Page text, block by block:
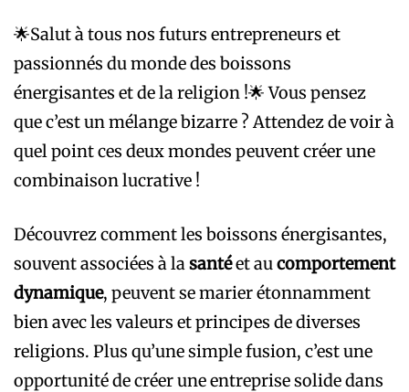
🌟Salut à tous nos futurs entrepreneurs et
passionnés du monde des boissons
énergisantes et de la religion !🌟 Vous pensez
que c’est un mélange bizarre ? Attendez de voir à
quel point ces deux mondes peuvent créer une
combinaison lucrative !
Découvrez comment les boissons énergisantes,
souvent associées à lasantéet aucomportement
dynamique, peuvent se marier étonnamment
bien avec les valeurs et principes de diverses
religions. Plus qu’une simple fusion, c’est une
opportunité de créer une entreprise solide dans